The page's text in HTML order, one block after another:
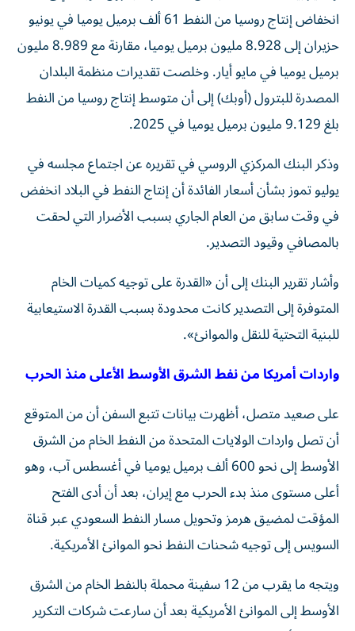
انخفاض إنتاج روسيا من النفط 61 ألف برميل يوميا في يونيو
حزيران إلى 8.928 مليون برميل يوميا، مقارنة مع 8.989 مليون
برميل يوميا في مايو أيار. وخلصت تقديرات منظمة البلدان
المصدرة ​للبترول (أوبك) إلى أن متوسط إنتاج روسيا من النفط
بلغ 9.129 مليون برميل ‌يوميا في 2025.
وذكر البنك المركزي الروسي في تقريره عن اجتماع مجلسه في
يوليو تموز بشأن أسعار الفائدة أن إنتاج النفط في البلاد انخفض
في وقت سابق من العام الجاري ⁠بسبب الأضرار التي لحقت
بالمصافي وقيود التصدير.
وأشار تقرير البنك إلى أن «القدرة على توجيه كميات الخام
المتوفرة إلى التصدير كانت محدودة بسبب القدرة الاستيعابية
للبنية التحتية للنقل والموانئ».
واردات أمريكا من نفط الشرق الأوسط الأعلى منذ الحرب
على صعيد متصل، أظهرت بيانات تتبع السفن أن من المتوقع
أن تصل واردات الولايات المتحدة من النفط الخام من الشرق
الأوسط إلى ‌نحو 600 ألف برميل يوميا في أغسطس آب، وهو ​
أعلى مستوى منذ ⁠بدء الحرب مع إيران، بعد أن أدى ‌الفتح
المؤقت لمضيق هرمز وتحويل ‌مسار النفط السعودي عبر قناة
السويس إلى توجيه شحنات النفط نحو الموانئ الأمريكية.
ويتجه ما يقرب من 12 سفينة محملة بالنفط ‌الخام من الشرق
الأوسط إلى الموانئ الأمريكية بعد أن سارعت شركات ⁠التكرير